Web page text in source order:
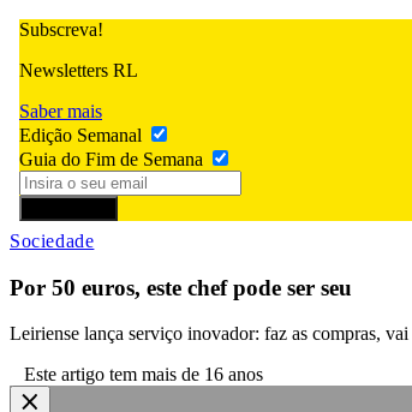
Subscreva!
Newsletters RL
Saber mais
Edição Semanal
Guia do Fim de Semana
Sociedade
Por 50 euros, este chef pode ser seu
Leiriense lança serviço inovador: faz as compras,
Este artigo tem mais de 16 anos